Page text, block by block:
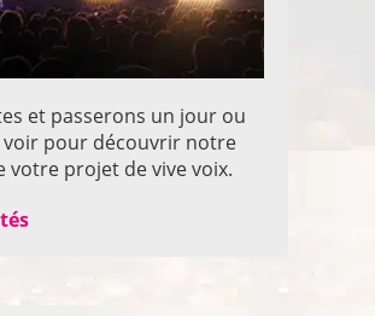
et passerons un jour ou
voir pour découvrir notre
projet de vive voix.